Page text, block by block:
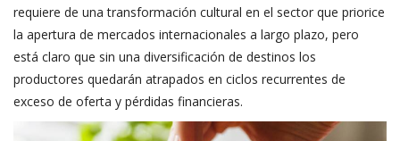
requiere de una transformación cultural en el sector que priorice
la apertura de mercados internacionales a largo plazo, pero
está claro que sin una diversificación de destinos los
productores quedarán atrapados en ciclos recurrentes de
exceso de oferta y pérdidas financieras.